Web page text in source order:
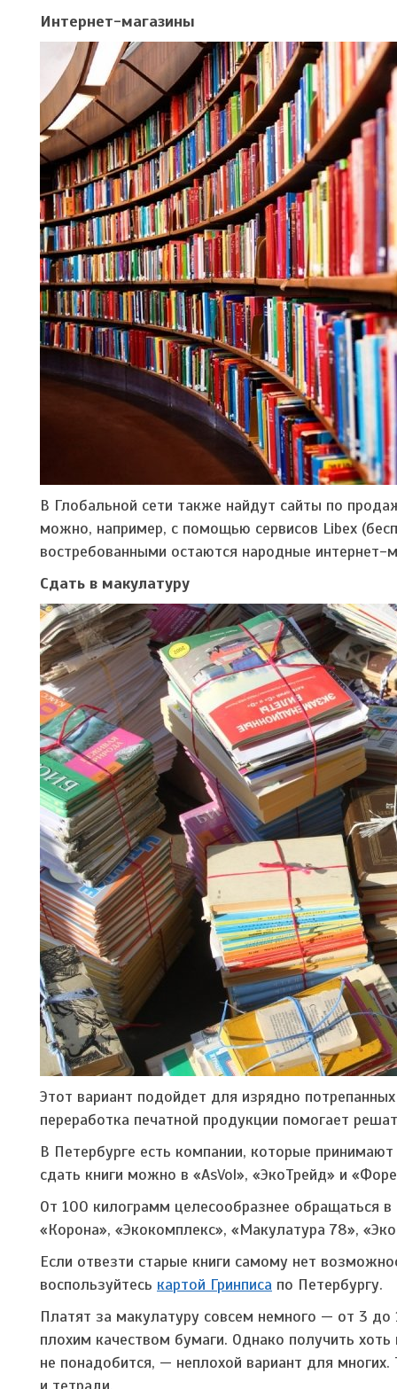
Интернет-магазины
В Глобальной сети также найдут сайты по
можно, например, с помощью сервисов Libex
востребованными остаются народные интернет-
Сдать в макулатуру
Этот вариант подойдет для изрядно
переработка печатной продукции помогает
В Петербурге есть компании, которые
сдать книги можно в «AsVol», «ЭкоТрейд» и
От 100 килограмм целесообразнее обращаться
«Корона», «Экокомплекс», «Макулатура 78»,
Если отвезти старые книги самому нет
воспользуйтесь картой Гринписа по Петербургу.
Платят за макулатуру совсем немного — от 3
плохим качеством бумаги. Однако получить
не понадобится, — неплохой вариант для
и тетради.